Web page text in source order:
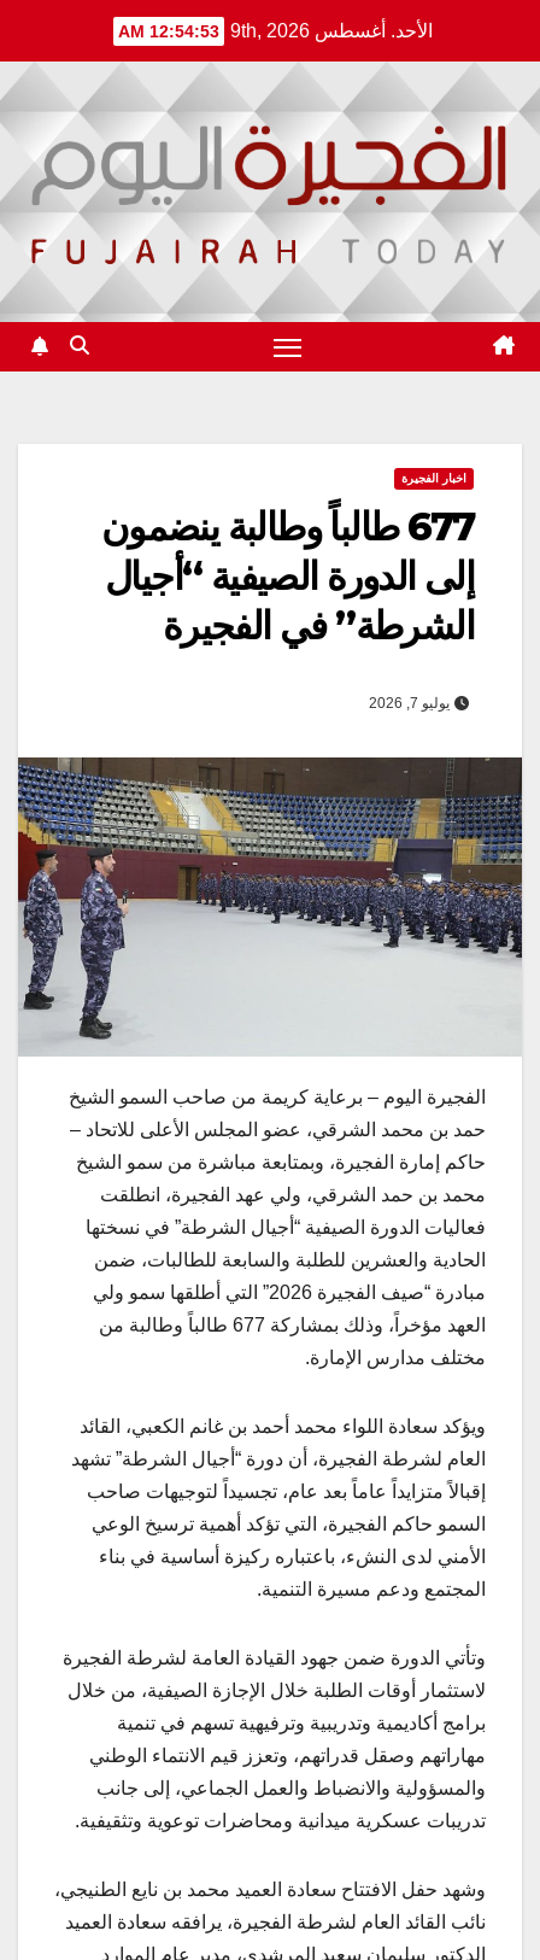
content
الأحد. أغسطس 9th, 2026 12:54:53 AM
اخبار الفجيرة
677 طالباً وطالبة ينضمون
إلى الدورة الصيفية “أجيال
الشرطة” في الفجيرة
يوليو 7, 2026
الفجيرة اليوم – برعاية كريمة من صاحب السمو الشيخ
حمد بن محمد الشرقي، عضو المجلس الأعلى للاتحاد –
حاكم إمارة الفجيرة، وبمتابعة مباشرة من سمو الشيخ
محمد بن حمد الشرقي، ولي عهد الفجيرة، انطلقت
فعاليات الدورة الصيفية “أجيال الشرطة” في نسختها
الحادية والعشرين للطلبة والسابعة للطالبات، ضمن
مبادرة “صيف الفجيرة 2026” التي أطلقها سمو ولي
العهد مؤخراً، وذلك بمشاركة 677 طالباً وطالبة من
مختلف مدارس الإمارة.
ويؤكد سعادة اللواء محمد أحمد بن غانم الكعبي، القائد
العام لشرطة الفجيرة، أن دورة “أجيال الشرطة” تشهد
إقبالاً متزايداً عاماً بعد عام، تجسيداً لتوجيهات صاحب
السمو حاكم الفجيرة، التي تؤكد أهمية ترسيخ الوعي
الأمني لدى النشء، باعتباره ركيزة أساسية في بناء
المجتمع ودعم مسيرة التنمية.
وتأتي الدورة ضمن جهود القيادة العامة لشرطة الفجيرة
لاستثمار أوقات الطلبة خلال الإجازة الصيفية، من خلال
برامج أكاديمية وتدريبية وترفيهية تسهم في تنمية
مهاراتهم وصقل قدراتهم، وتعزز قيم الانتماء الوطني
والمسؤولية والانضباط والعمل الجماعي، إلى جانب
تدريبات عسكرية ميدانية ومحاضرات توعوية وتثقيفية.
وشهد حفل الافتتاح سعادة العميد محمد بن نايع الطنيجي،
نائب القائد العام لشرطة الفجيرة، يرافقه سعادة العميد
الدكتور سليمان سعيد المرشدي، مدير عام الموارد